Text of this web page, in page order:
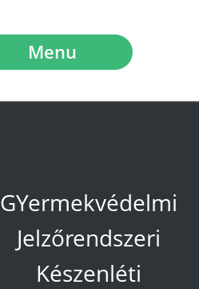
Menu
GYermekvédelmi
Jelzőrendszeri
Készenléti